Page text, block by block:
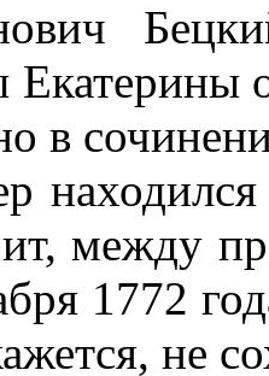
Екатерины
в
между
1772
не